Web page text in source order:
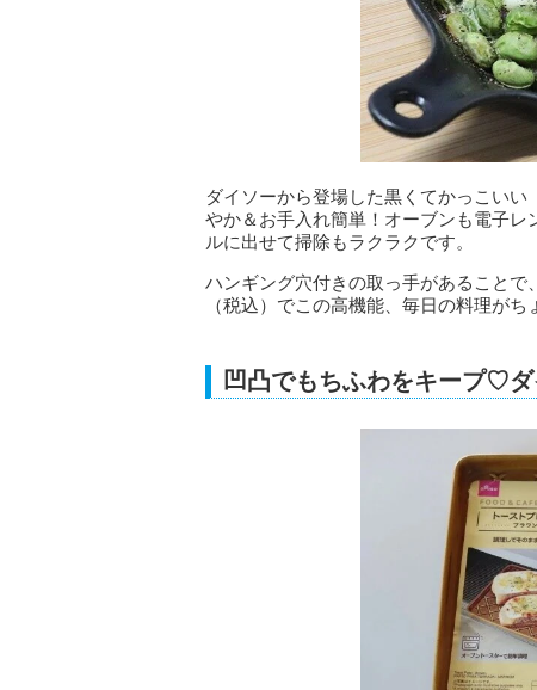
ダイソーから登場した黒くてかっこい
やか＆お手入れ簡単！オーブンも電子
ルに出せて掃除もラクラクです。
ハンギング穴付きの取っ手があること
（税込）でこの高機能、毎日の料理が
凹凸でもちふわをキープ♡